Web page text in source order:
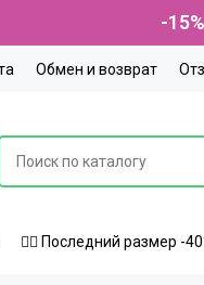
-15%
Обмен и возврат
🏃‍♀️ Последний размер -